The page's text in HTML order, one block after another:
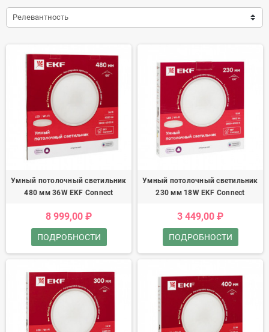
Релевантность
Умный потолочный светильник
480 мм 36W EKF Connect
8 999,00 ₽
ПОДРОБНОСТИ
Умный потолочный светильник
230 мм 18W EKF Connect
3 449,00 ₽
ПОДРОБНОСТИ